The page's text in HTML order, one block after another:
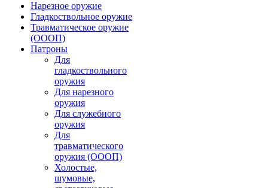
Нарезное оружие
Гладкоствольное оружие
Травматическое оружие
(ОООП)
Патроны
Для
гладкоствольного
оружия
Для нарезного
оружия
Для служебного
оружия
Для
травматического
оружия (ОООП)
Холостые,
шумовые,